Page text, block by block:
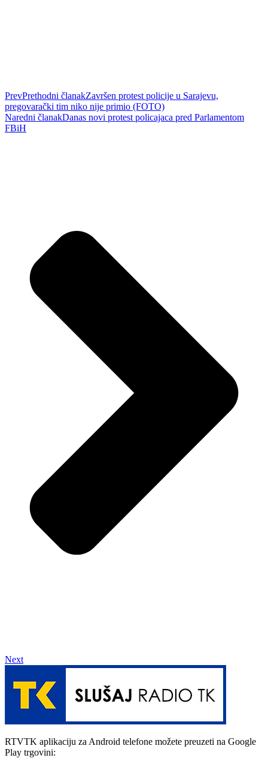
PrevPrethodni članakZavršen protest policije u Sarajevu,
pregovarački tim niko nije primio (FOTO)
Naredni članakDanas novi protest policajaca pred Parlamentom
FBiH
Next
RTVTK aplikaciju za Android telefone možete preuzeti na Google
Play trgovini: